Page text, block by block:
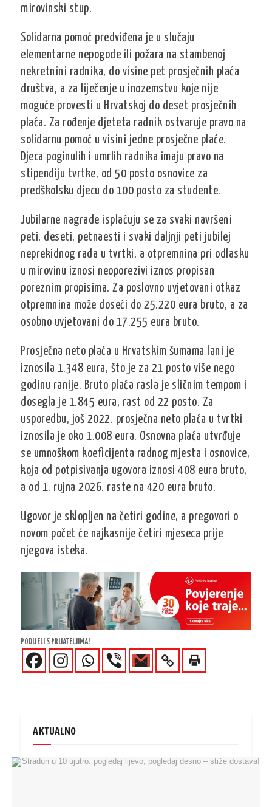
mirovinski stup.
Solidarna pomoć predviđena je u slučaju
elementarne nepogode ili požara na stambenoj
nekretnini radnika, do visine pet prosječnih plaća
društva, a za liječenje u inozemstvu koje nije
moguće provesti u Hrvatskoj do deset prosječnih
plaća. Za rođenje djeteta radnik ostvaruje pravo na
solidarnu pomoć u visini jedne prosječne plaće.
Djeca poginulih i umrlih radnika imaju pravo na
stipendiju tvrtke, od 50 posto osnovice za
predškolsku djecu do 100 posto za studente.
Jubilarne nagrade isplaćuju se za svaki navršeni
peti, deseti, petnaesti i svaki daljnji peti jubilej
neprekidnog rada u tvrtki, a otpremnina pri odlasku
u mirovinu iznosi neoporezivi iznos propisan
poreznim propisima. Za poslovno uvjetovani otkaz
otpremnina može doseći do 25.220 eura bruto, a za
osobno uvjetovani do 17.255 eura bruto.
Prosječna neto plaća u Hrvatskim šumama lani je
iznosila 1.348 eura, što je za 21 posto više nego
godinu ranije. Bruto plaća rasla je sličnim tempom i
dosegla je 1.845 eura, rast od 22 posto. Za
usporedbu, još 2022. prosječna neto plaća u tvrtki
iznosila je oko 1.008 eura. Osnovna plaća utvrđuje
se umnoškom koeficijenta radnog mjesta i osnovice,
koja od potpisivanja ugovora iznosi 408 eura bruto,
a od 1. rujna 2026. raste na 420 eura bruto.
Ugovor je sklopljen na četiri godine, a pregovori o
novom počet će najkasnije četiri mjeseca prije
njegova isteka.
PODIJELI S PRIJATELJIMA!
AKTUALNO